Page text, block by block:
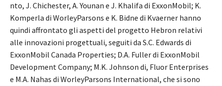
nto, J. Chichester, A. Younan e J. Khalifa di ExxonMobil; K.
Komperla di WorleyParsons e K. Bidne di Kvaerner hanno
quindi affrontato gli aspetti del progetto Hebron relativi
alle innovazioni progettuali, seguiti da S.C. Edwards di
ExxonMobil Canada Properties; D.A. Fuller di ExxonMobil
Development Company; M.K. Johnson di, Fluor Enterprises
e M.A. Nahas di WorleyParsons International, che si sono